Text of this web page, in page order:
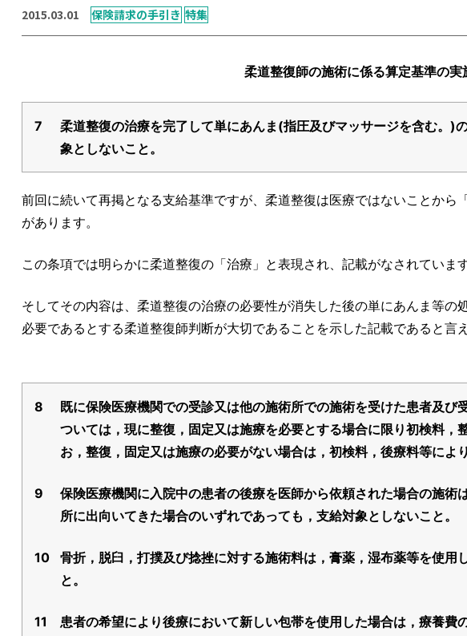
2015.03.01 保険請求の手引き 特集
柔道整復師の施術に係る算定基準の実
7
柔道整復の治療を完了して単にあんま(指圧及びマッサージを含む。)
象としないこと。
前回に続いて再掲となる支給基準ですが、柔道整復は医療ではないことから
があります。
この条項では明らかに柔道整復の「治療」と表現され、記載がなされています
そしてその内容は、柔道整復の治療の必要性が消失した後の単にあんま等の
必要であるとする柔道整復師判断が大切であることを示した記載であると言え
8
既に保険医療機関での受診又は他の施術所での施術を受けた患者及
ついては，現に整復，固定又は施療を必要とする場合に限り初検料，
お，整復，固定又は施療の必要がない場合は，初検料，後療料等によ
9
保険医療機関に入院中の患者の後療を医師から依頼された場合の施
所に出向いてきた場合のいずれであっても，支給対象としないこと。
10
骨折，脱臼，打撲及び捻挫に対する施術料は，膏薬，湿布薬等を使用
と。
11
患者の希望により後療において新しい包帯を使用した場合は，療養